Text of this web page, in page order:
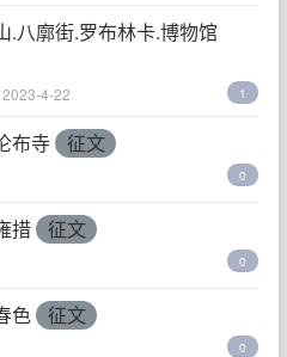
廓街.罗布林卡.博物馆
2023-4-22 1
布寺 征文
0
措 征文
0
色 征文
0